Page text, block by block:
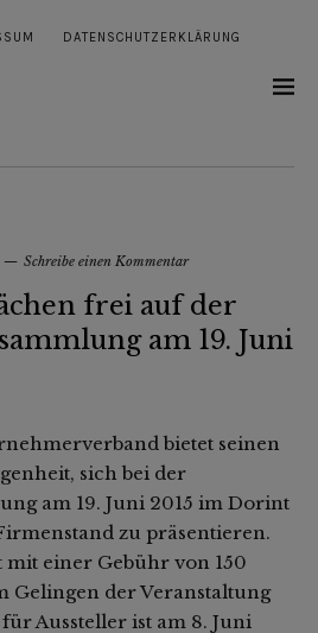
DATENSCHUTZERKLÄRUNG
Schreibe einen Kommentar
frei auf der
am 19. Juni
bietet seinen
sich bei der
am 19. Juni 2015 im Dorint
zu präsentieren.
mit einer Gebühr von 150
Gelingen der Veranstaltung
Aussteller ist am 8. Juni